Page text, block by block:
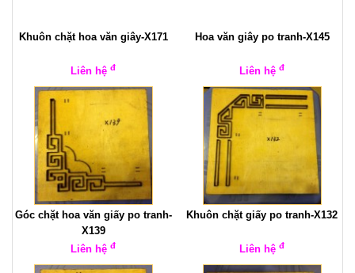
Khuôn chặt hoa văn giây-X171
Liên hệ đ
Hoa văn giây po tranh-X145
Liên hệ đ
Góc chặt hoa văn giấy po tranh-
X139
Liên hệ đ
Khuôn chặt giấy po tranh-X132
Liên hệ đ